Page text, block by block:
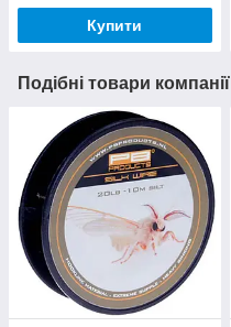
Купити
Подібні товари компанії